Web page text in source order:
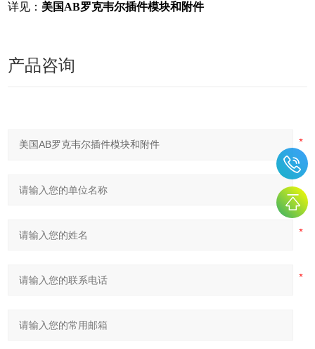
详见： 美国AB罗克韦尔插件模块和附件
产品咨询